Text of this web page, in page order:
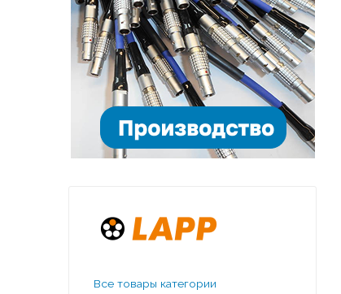
Все товары категории